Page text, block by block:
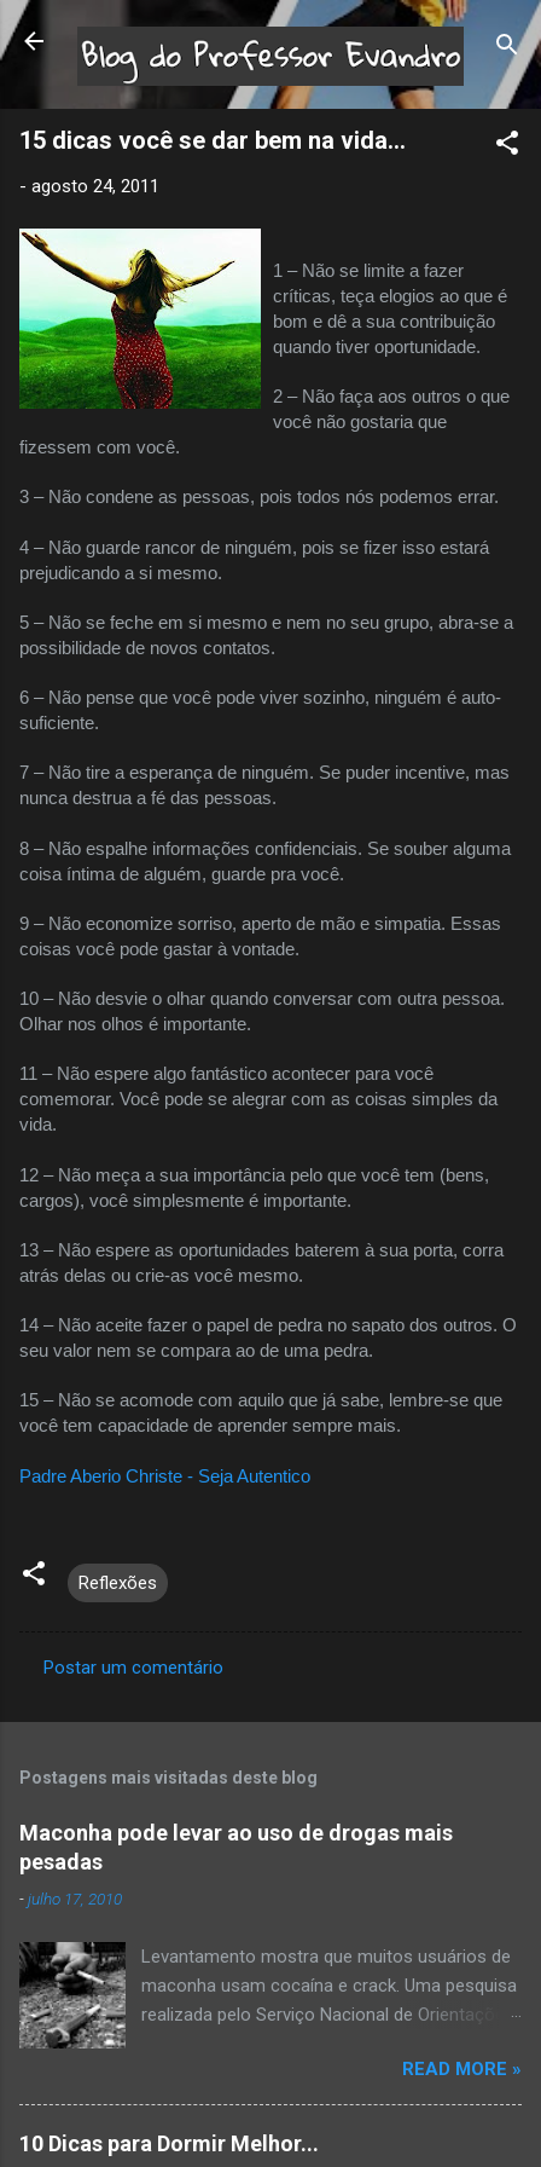
Pular para o conteúdo principal
15 dicas você se dar bem na vida...
- agosto 24, 2011
1 – Não se limite a fazer
críticas, teça elogios ao que é
bom e dê a sua contribuição
quando tiver oportunidade.
2 – Não faça aos outros o que
você não gostaria que
fizessem com você.
3 – Não condene as pessoas, pois todos nós podemos errar.
4 – Não guarde rancor de ninguém, pois se fizer isso estará
prejudicando a si mesmo.
5 – Não se feche em si mesmo e nem no seu grupo, abra-se a
possibilidade de novos contatos.
6 – Não pense que você pode viver sozinho, ninguém é auto-
suficiente.
7 – Não tire a esperança de ninguém. Se puder incentive, mas
nunca destrua a fé das pessoas.
8 – Não espalhe informações confidenciais. Se souber alguma
coisa íntima de alguém, guarde pra você.
9 – Não economize sorriso, aperto de mão e simpatia. Essas
coisas você pode gastar à vontade.
10 – Não desvie o olhar quando conversar com outra pessoa.
Olhar nos olhos é importante.
11 – Não espere algo fantástico acontecer para você
comemorar. Você pode se alegrar com as coisas simples da
vida.
12 – Não meça a sua importância pelo que você tem (bens,
cargos), você simplesmente é importante.
13 – Não espere as oportunidades baterem à sua porta, corra
atrás delas ou crie-as você mesmo.
14 – Não aceite fazer o papel de pedra no sapato dos outros. O
seu valor nem se compara ao de uma pedra.
15 – Não se acomode com aquilo que já sabe, lembre-se que
você tem capacidade de aprender sempre mais.
Padre Aberio Christe - Seja Autentico
Reflexões
o
n
t
á
i
o
s
Postar um comentário
Postagens mais visitadas deste blog
Maconha pode levar ao uso de drogas mais
pesadas
-julho 17, 2010
Levantamento mostra que muitos usuários de
maconha usam cocaína e crack. Uma pesquisa
realizada pelo Serviço Nacional de Orientações
Indevido de Drogas (VIVAVOZ) mostra que a
maconha é a porta de entrada para o uso de
drogas mais pesadas. A pesquisa mostra que
READ MORE »
10 Dicas para Dormir Melhor...